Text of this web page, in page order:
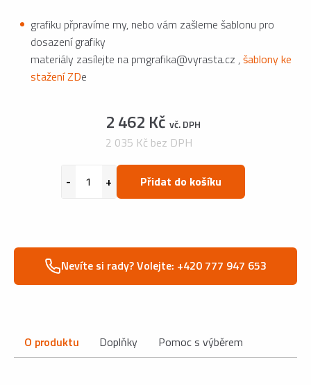
grafiku přpravíme my, nebo vám zašleme šablonu pro
dosazení grafiky
materiály zasílejte na pmgrafika@vyrasta.cz ,šablony ke
stažení ZDe
2 462 Kč vč. DPH
2 035 Kč bez DPH
Přidat do košíku
Nevíte si rady? Volejte: +420 777 947 653
O produktu Doplňky Pomoc s výběrem